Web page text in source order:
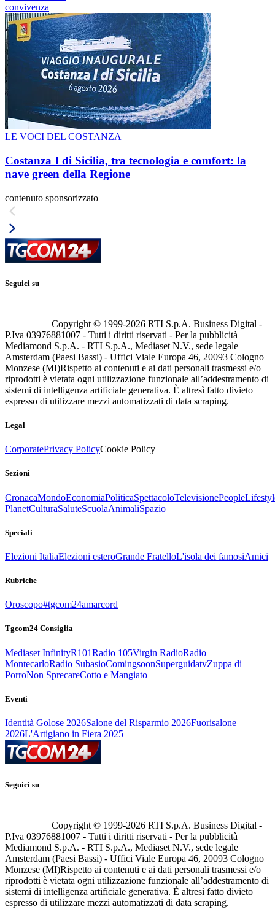
convivenza
LE VOCI DEL COSTANZA
Costanza I di Sicilia, tra tecnologia e comfort: la
nave green della Regione
contenuto sponsorizzato
Seguici su
Copyright © 1999-2026 RTI S.p.A. Business Digital -
P.Iva 03976881007 - Tutti i diritti riservati - Per la pubblicità
Mediamond S.p.A. - RTI S.p.A., Mediaset N.V., sede legale
Amsterdam (Paesi Bassi) - Uffici Viale Europa 46, 20093 Cologno
Monzese (MI)Rispetto ai contenuti e ai dati personali trasmessi e/o
riprodotti è vietata ogni utilizzazione funzionale all’addestramento di
sistemi di intelligenza artificiale generativa. È altresì fatto divieto
espresso di utilizzare mezzi automatizzati di data scraping.
Legal
CorporatePrivacy PolicyCookie Policy
Sezioni
CronacaMondoEconomiaPoliticaSpettacoloTelevisionePeople
PlanetCulturaSaluteScuolaAnimaliSpazio
Speciali
Elezioni ItaliaElezioni esteroGrande FratelloL'isola dei famosiAmici
Rubriche
Oroscopo#tgcom24amarcord
Tgcom24 Consiglia
Mediaset InfinityR101Radio 105Virgin RadioRadio
MontecarloRadio SubasioComingsoonSuperguidatvZuppa di
PorroNon SprecareCotto e Mangiato
Eventi
Identità Golose 2026Salone del Risparmio 2026Fuorisalone
2026L'Artigiano in Fiera 2025
Seguici su
Copyright © 1999-2026 RTI S.p.A. Business Digital -
P.Iva 03976881007 - Tutti i diritti riservati - Per la pubblicità
Mediamond S.p.A. - RTI S.p.A., Mediaset N.V., sede legale
Amsterdam (Paesi Bassi) - Uffici Viale Europa 46, 20093 Cologno
Monzese (MI)Rispetto ai contenuti e ai dati personali trasmessi e/o
riprodotti è vietata ogni utilizzazione funzionale all’addestramento di
sistemi di intelligenza artificiale generativa. È altresì fatto divieto
espresso di utilizzare mezzi automatizzati di data scraping.